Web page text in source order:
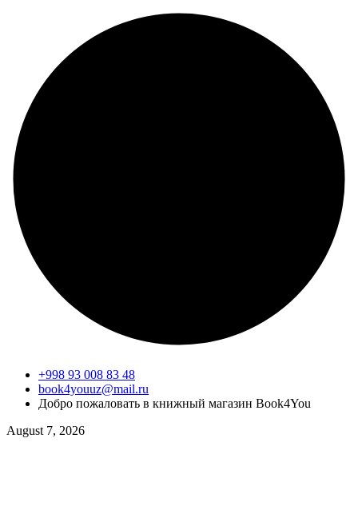
+998 93 008 83 48
book4youuz@mail.ru
Добро пожаловать в книжный магазин Book4You
August 7, 2026